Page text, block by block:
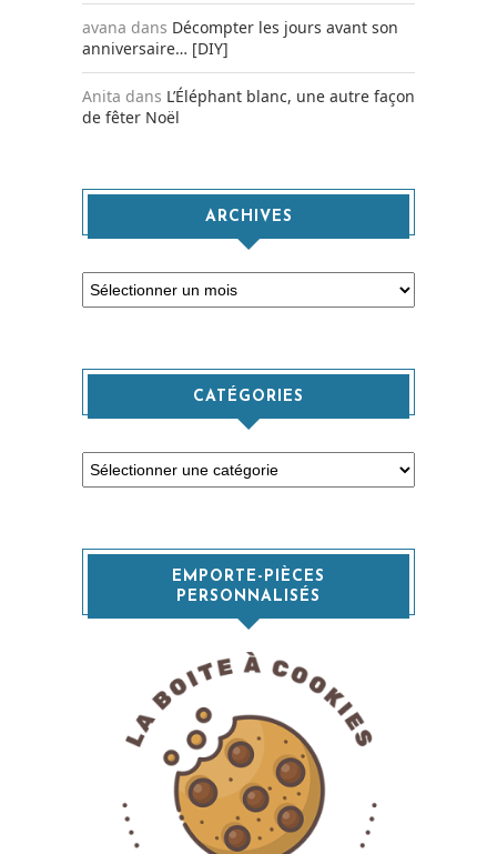
avana dans Décompter les jours avant son
anniversaire… [DIY]
Anita dans L’Éléphant blanc, une autre façon
de fêter Noël
ARCHIVES
Archives
CATÉGORIES
Catégories
EMPORTE-PIÈCES
PERSONNALISÉS